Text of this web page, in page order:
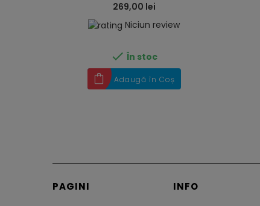
269,00 lei
Niciun review
 În stoc
Adaugă în Coș
PAGINI INFO